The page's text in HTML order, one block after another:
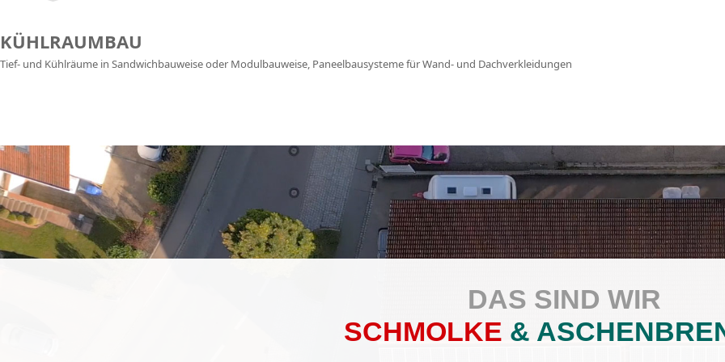
KÜHLRAUMBAU
Tief- und Kühlräume in Sand­wichbauweise oder Modul­bauweise, Paneel­bausysteme für Wand- und Dachverkleidungen
DAS SIND WIR
SCHMOLKE &